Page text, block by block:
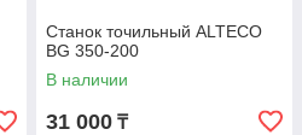
Станок точильный ALTECO
BG 350-200
В наличии
31 000 ₸